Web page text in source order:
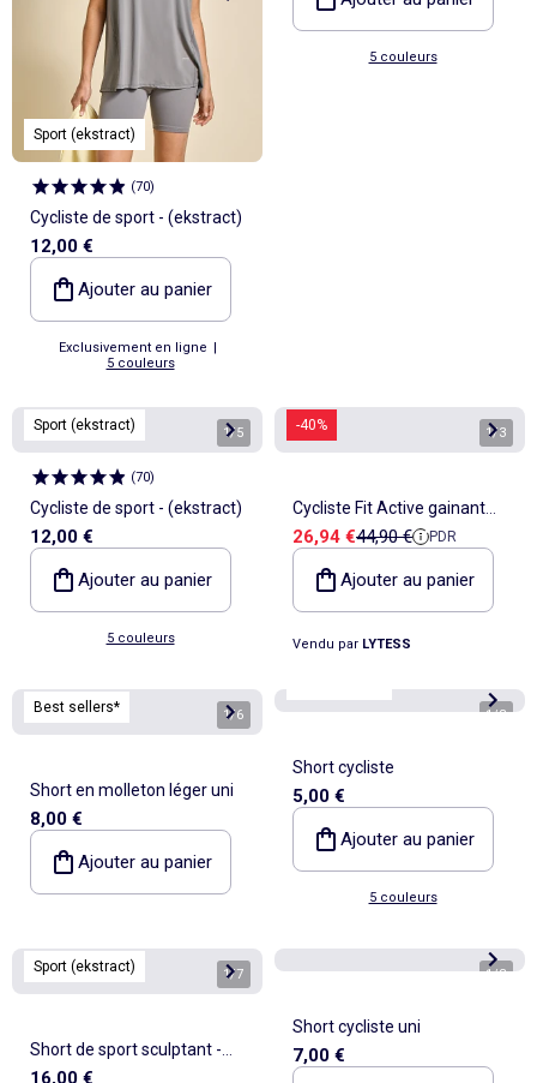
Sport (ekstract)
(70)
Cycliste de sport - (ekstract)
12,00 €
Ajouter au panier
Exclusivement en ligne |
5 couleurs
5 couleurs
Sport (ekstract) 1/5
(70)
Cycliste de sport - (ekstract)
12,00 €
Ajouter au panier
5 couleurs
-40% 1/3
Cycliste Fit Active gainant
minceur
Prix de vente
26,94 €Prix de référence
44,90 € PDR
Ajouter au panier
Vendu par LYTESS
Best sellers* 1/6
Short en molleton léger uni
8,00 €
Ajouter au panier
1/3
Short cycliste
5,00 €
Ajouter au panier
5 couleurs
Sport (ekstract) 1/7
Short de sport sculptant -
16,00 €
1/3
Short cycliste uni
7,00 €